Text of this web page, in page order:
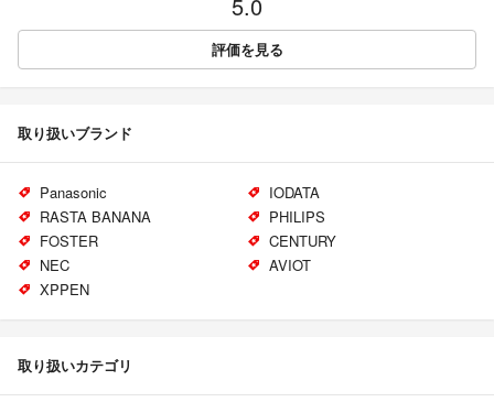
評価を見る
取り扱いブランド
Panasonic
IODATA
RASTA BANANA
PHILIPS
FOSTER
CENTURY
NEC
AVIOT
XPPEN
取り扱いカテゴリ